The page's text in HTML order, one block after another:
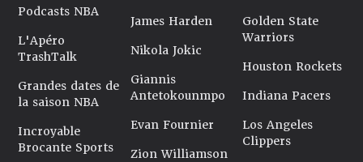
Podcasts NBA
L'Apéro
TrashTalk
Grandes dates de
la saison NBA
Incroyable
Brocante Sports
James Harden
Nikola Jokic
Giannis
Antetokounmpo
Evan Fournier
Zion Williamson
Golden State
Warriors
Houston Rockets
Indiana Pacers
Los Angeles
Clippers